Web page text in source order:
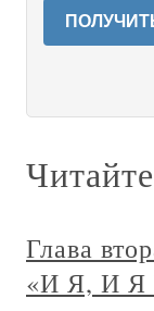
Глава
«И Я, И